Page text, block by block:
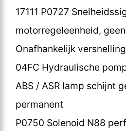
17111 P0727
motorregeleenheid,
Onafhankelijk
04FC Hydraulische
ABS / ASR lamp schijnt
permanent
P0750 Solenoid N88